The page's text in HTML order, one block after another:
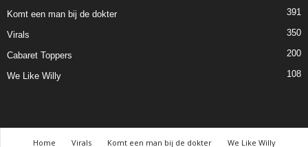
Komt een man bij de dokter 391
Virals 350
Cabaret Toppers 200
We Like Willy 108
Home Virals Komt een man bij de dokter We Like Willy